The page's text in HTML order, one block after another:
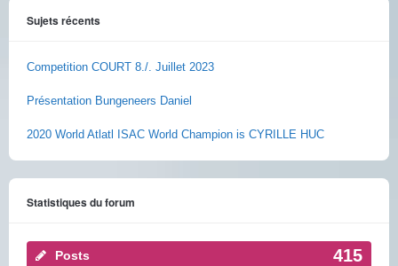
Sujets récents
Competition COURT 8./. Juillet 2023
Présentation Bungeneers Daniel
2020 World Atlatl ISAC World Champion is CYRILLE HUC
Statistiques du forum
Posts 415